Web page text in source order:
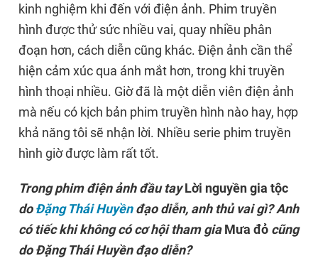
kinh nghiệm khi đến với điện ảnh. Phim truyền
hình được thử sức nhiều vai, quay nhiều phân
đoạn hơn, cách diễn cũng khác. Điện ảnh cần thể
hiện cảm xúc qua ánh mắt hơn, trong khi truyền
hình thoại nhiều. Giờ đã là một diễn viên điện ảnh
mà nếu có kịch bản phim truyền hình nào hay, hợp
khả năng tôi sẽ nhận lời. Nhiều serie phim truyền
hình giờ được làm rất tốt.
Trong phim điện ảnh đầu tayLời nguyền gia tộc
doĐặng Thái Huyềnđạo diễn, anh thủ vai gì? Anh
có tiếc khi không có cơ hội tham giaMưa đỏ cũng
do Đặng Thái Huyền đạo diễn?